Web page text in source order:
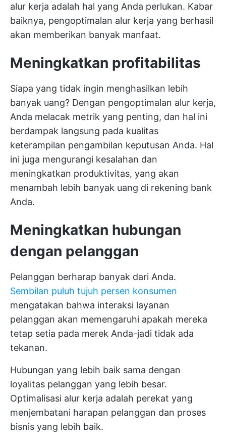
alur kerja adalah hal yang Anda perlukan. Kabar
baiknya, pengoptimalan alur kerja yang berhasil
akan memberikan banyak manfaat.
Meningkatkan profitabilitas
Siapa yang tidak ingin menghasilkan lebih
banyak uang? Dengan pengoptimalan alur kerja,
Anda melacak metrik yang penting, dan hal ini
berdampak langsung pada kualitas
keterampilan pengambilan keputusan Anda. Hal
ini juga mengurangi kesalahan dan
meningkatkan produktivitas, yang akan
menambah lebih banyak uang di rekening bank
Anda.
Meningkatkan hubungan
dengan pelanggan
Pelanggan berharap banyak dari Anda.
Sembilan puluh tujuh persen konsumen
mengatakan bahwa interaksi layanan
pelanggan akan memengaruhi apakah mereka
tetap setia pada merek Anda-jadi tidak ada
tekanan.
Hubungan yang lebih baik sama dengan
loyalitas pelanggan yang lebih besar.
Optimalisasi alur kerja adalah perekat yang
menjembatani harapan pelanggan dan proses
bisnis yang lebih baik.